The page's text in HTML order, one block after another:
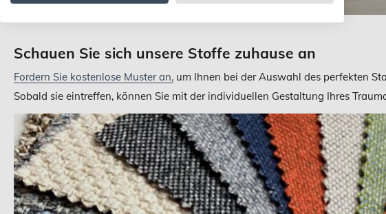
Schauen Sie sich unsere Stoffe zuhause an
Fordern Sie kostenlose Muster an, um Ihnen bei der Auswahl des perfekten
Sobald sie eintreffen, können Sie mit der individuellen Gestaltung Ihres